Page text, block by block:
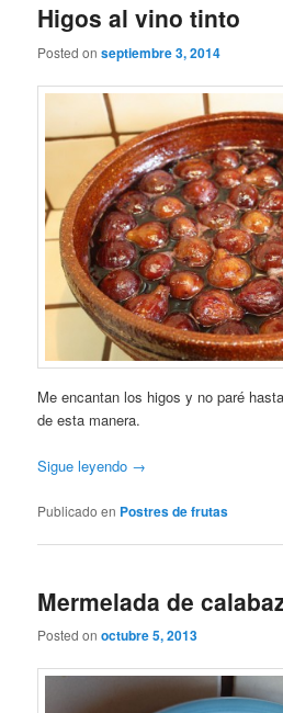
Higos al vino tinto
Posted onseptiembre 3, 2014
Me encantan los higos y no paré
de esta manera.
Sigue leyendo →
Publicado en Postres de frutas
Mermelada de
Posted onoctubre 5, 2013